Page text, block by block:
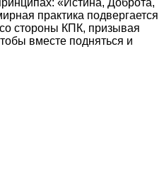
практика подвергается
стороны КПК, призывая
вместе подняться и